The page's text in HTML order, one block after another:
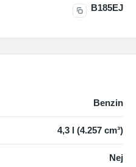
B185EJ
Benzin
4,3 l (4.257 cm³)
Nej